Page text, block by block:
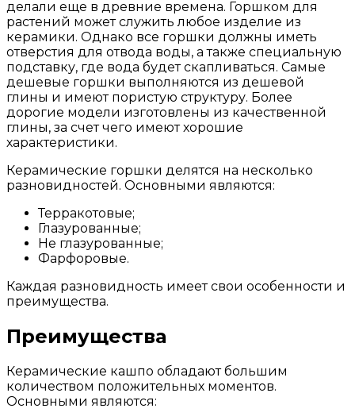
делали еще в древние времена. Горшком для
растений может служить любое изделие из
керамики. Однако все горшки должны иметь
отверстия для отвода воды, а также специальную
подставку, где вода будет скапливаться. Самые
дешевые горшки выполняются из дешевой
глины и имеют пористую структуру. Более
дорогие модели изготовлены из качественной
глины, за счет чего имеют хорошие
характеристики.
Керамические горшки делятся на несколько
разновидностей. Основными являются:
Терракотовые;
Глазурованные;
Не глазурованные;
Фарфоровые.
Каждая разновидность имеет свои особенности и
преимущества.
Преимущества
Керамические кашпо обладают большим
количеством положительных моментов.
Основными являются: